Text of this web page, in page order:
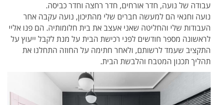
עבודה של נועה, חדר אורחים, חדר רחצה וחדר כביסה.
נועה וחגאי הם למעשה חברים שלי מהתיכון, נועה עקבה אחר
העבודות שלי והחליטה שאני אעצב את בית חלומותיה. הם פנו אליי
לראשונה מספר חודשים לפני רכישת הבית על מנת לקבל ייעוץ על
התקציב שעמד לרשותם, ולאחר חתימה על החוזה התחלנו את
תהליך תכנון המטבח והלבשת הבית.